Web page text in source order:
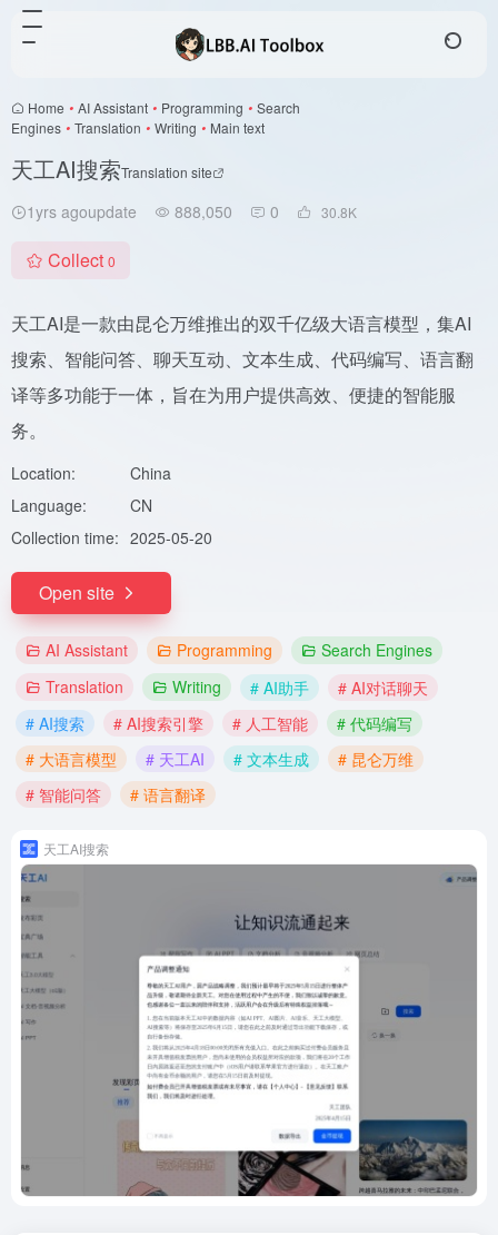
Home • AI Assistant • Programming • Search
Engines • Translation • Writing • Main text
天工AI搜索Translation site
1yrs agoupdate 888,050 0 30.8K
Collect 0
天工AI是一款由昆仑万维推出的双千亿级大语言模型，集AI
搜索、智能问答、聊天互动、文本生成、代码编写、语言翻
译等多功能于一体，旨在为用户提供高效、便捷的智能服
务。
Location:
China
Language:
CN
Collection time: 2025-05-20
Open site
AI Assistant Programming
Search Engines
Translation
Writing # AI助手
# AI对话聊天
# AI搜索
# AI搜索引擎 # 人工智能
# 代码编写
# 大语言模型
# 天工AI # 文本生成
# 昆仑万维
# 智能问答
# 语言翻译
天工AI搜索